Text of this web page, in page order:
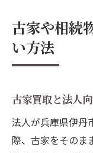
古家や相続
い方法
古家買取と法人
法人が兵庫県伊丹
際、古家をそのま